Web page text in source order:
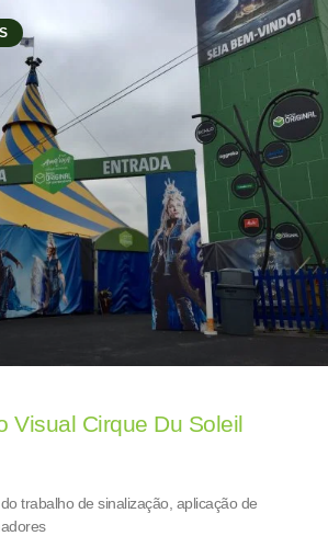
Visual Cirque Du Soleil
trabalho de sinalização, aplicação de